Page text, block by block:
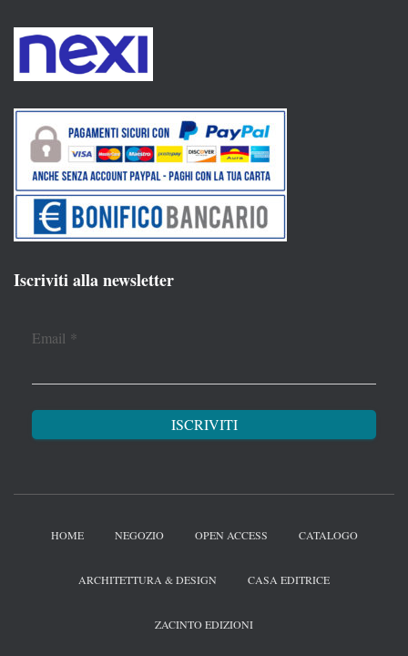
Iscriviti alla newsletter
Email *
HOME NEGOZIO OPEN ACCESS CATALOGO
ARCHITETTURA & DESIGN CASA EDITRICE
ZACINTO EDIZIONI